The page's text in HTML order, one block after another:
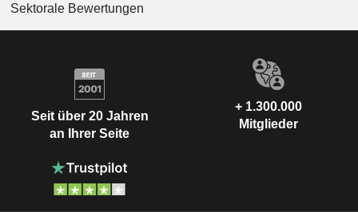
Sektorale Bewertungen
Seit über 20 Jahren
an Ihrer Seite
+ 1.300.000
Mitglieder